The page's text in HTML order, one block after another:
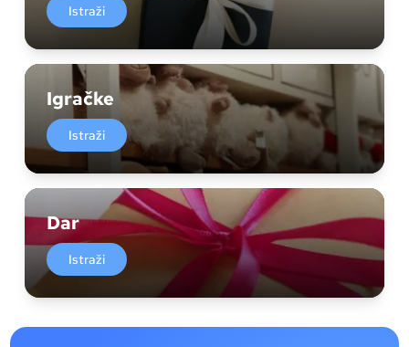
Istraži
Igračke
Istraži
Dar
Istraži